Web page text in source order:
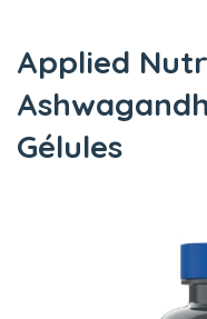
Applied
Gélules